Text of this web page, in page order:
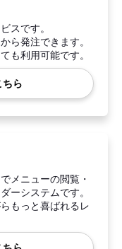
スです。
ら発注できます。
も利用可能です。
ちら
メニューの閲覧・
ーシステムです。
もっと喜ばれるレ